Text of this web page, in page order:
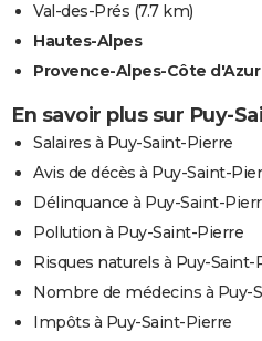
Val-des-Prés (7.7 km)
Hautes-Alpes
Provence-Alpes-Côte d'Azur
En savoir plus sur Puy-
Salaires à Puy-Saint-Pierre
Avis de décès à Puy-Saint-
Délinquance à Puy-Saint-
Pollution à Puy-Saint-Pierre
Risques naturels à Puy-Saint-
Nombre de médecins à Puy-
Impôts à Puy-Saint-Pierre